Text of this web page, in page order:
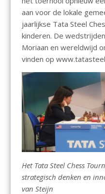
aan voor de lokale
jaarlijkse Tata Steel
kinderen. De
Moriaan en wereldwijd
vinden op
Het Tata Steel Chess
strategisch denken en
van Steijn